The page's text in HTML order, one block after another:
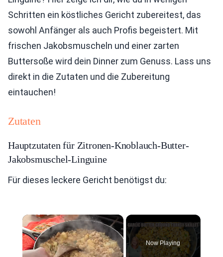
Schritten ein köstliches Gericht zubereitest, das
sowohl Anfänger als auch Profis begeistert. Mit
frischen Jakobsmuscheln und einer zarten
Buttersoße wird dein Dinner zum Genuss. Lass uns
direkt in die Zutaten und die Zubereitung
eintauchen!
Zutaten
Hauptzutaten für Zitronen-Knoblauch-Butter-
Jakobsmuschel-Linguine
Für dieses leckere Gericht benötigst du:
×
Now Playing